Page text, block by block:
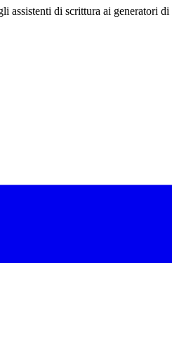
di scrittura ai generatori